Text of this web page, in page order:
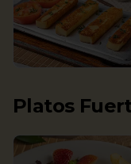
Platos